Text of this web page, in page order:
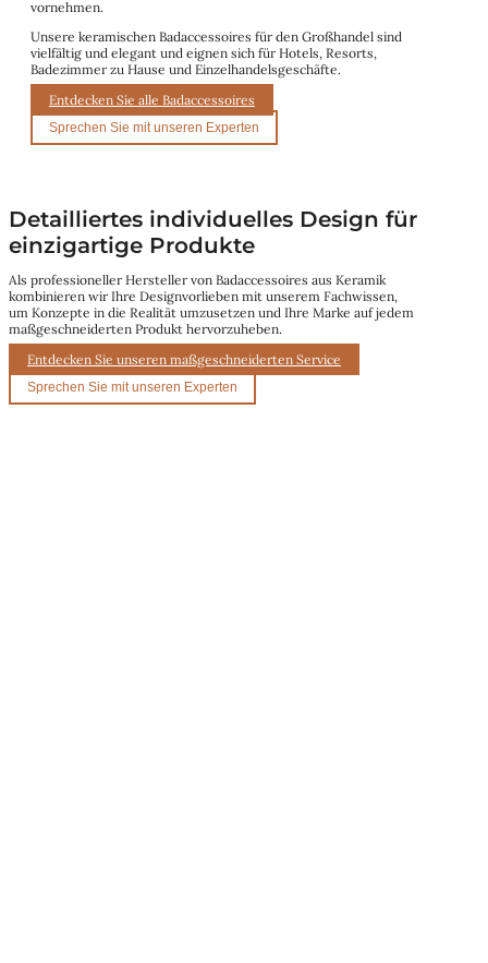
vornehmen.
Unsere keramischen Badaccessoires für den Großhandel sind
vielfältig und elegant und eignen sich für Hotels, Resorts,
Badezimmer zu Hause und Einzelhandelsgeschäfte.
Entdecken Sie alle Badaccessoires
Sprechen Sie mit unseren Experten
Detailliertes individuelles Design für
einzigartige Produkte
Als professioneller Hersteller von Badaccessoires aus Keramik
kombinieren wir Ihre Designvorlieben mit unserem Fachwissen,
um Konzepte in die Realität umzusetzen und Ihre Marke auf jedem
maßgeschneiderten Produkt hervorzuheben.
Entdecken Sie unseren maßgeschneiderten Service
Sprechen Sie mit unseren Experten